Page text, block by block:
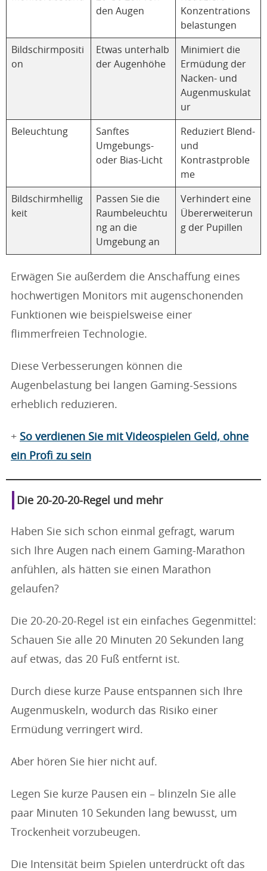
den Augen
Konzentrations
belastungen
Bildschirmpositi
on
Etwas unterhalb
der Augenhöhe
Minimiert die
Ermüdung der
Nacken- und
Augenmuskulat
ur
Beleuchtung
Sanftes
Umgebungs-
oder Bias-Licht
Reduziert Blend-
und
Kontrastproble
me
Bildschirmhellig
keit
Passen Sie die
Raumbeleuchtu
ng an die
Umgebung an
Verhindert eine
Übererweiterun
g der Pupillen
Erwägen Sie außerdem die Anschaffung eines
hochwertigen Monitors mit augenschonenden
Funktionen wie beispielsweise einer
flimmerfreien Technologie.
Diese Verbesserungen können die
Augenbelastung bei langen Gaming-Sessions
erheblich reduzieren.
+ So verdienen Sie mit Videospielen Geld, ohne
ein Profi zu sein
Die 20-20-20-Regel und mehr
Haben Sie sich schon einmal gefragt, warum
sich Ihre Augen nach einem Gaming-Marathon
anfühlen, als hätten sie einen Marathon
gelaufen?
Die 20-20-20-Regel ist ein einfaches Gegenmittel:
Schauen Sie alle 20 Minuten 20 Sekunden lang
auf etwas, das 20 Fuß entfernt ist.
Durch diese kurze Pause entspannen sich Ihre
Augenmuskeln, wodurch das Risiko einer
Ermüdung verringert wird.
Aber hören Sie hier nicht auf.
Legen Sie kurze Pausen ein – blinzeln Sie alle
paar Minuten 10 Sekunden lang bewusst, um
Trockenheit vorzubeugen.
Die Intensität beim Spielen unterdrückt oft das